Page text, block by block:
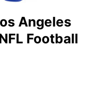
Angeles
Football